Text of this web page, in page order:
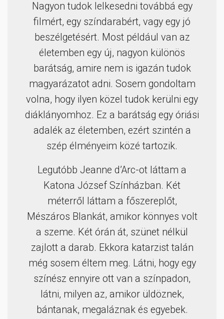
Nagyon tudok lelkesedni továbbá egy
filmért, egy színdarabért, vagy egy jó
beszélgetésért. Most például van az
életemben egy új, nagyon különös
barátság, amire nem is igazán tudok
magyarázatot adni. Sosem gondoltam
volna, hogy ilyen közel tudok kerülni egy
diáklányomhoz. Ez a barátság egy óriási
adalék az életemben, ezért szintén a
szép élményeim közé tartozik.
Legutóbb Jeanne d’Arc-ot láttam a
Katona József Színházban. Két
méterről láttam a főszereplőt,
Mészáros Blankát, amikor könnyes volt
a szeme. Két órán át, szünet nélkül
zajlott a darab. Ekkora katarzist talán
még sosem éltem meg. Látni, hogy egy
színész ennyire ott van a színpadon,
látni, milyen az, amikor üldöznek,
bántanak, megaláznak és egyebek.